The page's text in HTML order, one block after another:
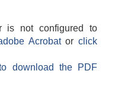
is not configured to
Acrobatorclick
download the PDF